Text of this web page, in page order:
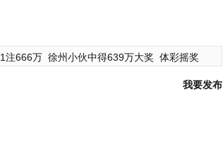
注666万 徐州小伙中得639万大奖 体彩摇奖
我要发布